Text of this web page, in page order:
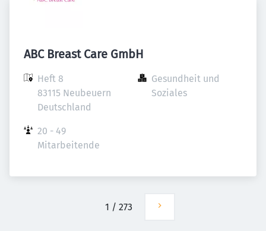
ABC Breast Care GmbH
Heft 8
83115 Neubeuern
Deutschland
Gesundheit und
Soziales
20 - 49
Mitarbeitende
1 / 273